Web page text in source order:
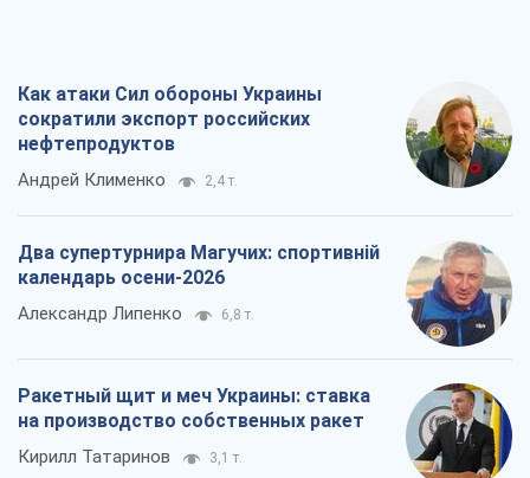
Как атаки Сил обороны Украины
сократили экспорт российских
нефтепродуктов
Андрей Клименко 2,4 т.
Два супертурнира Магучих: спортивній
календарь осени-2026
Александр Липенко 6,8 т.
Ракетный щит и меч Украины: ставка
на производство собственных ракет
Кирилл Татаринов 3,1 т.